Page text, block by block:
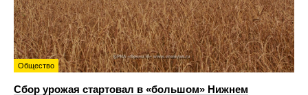
Общество
Сбор урожая стартовал в «большом» Нижнем